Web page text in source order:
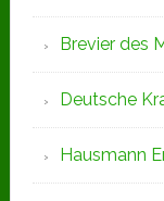
Brevier des
Deutsche
Hausmann